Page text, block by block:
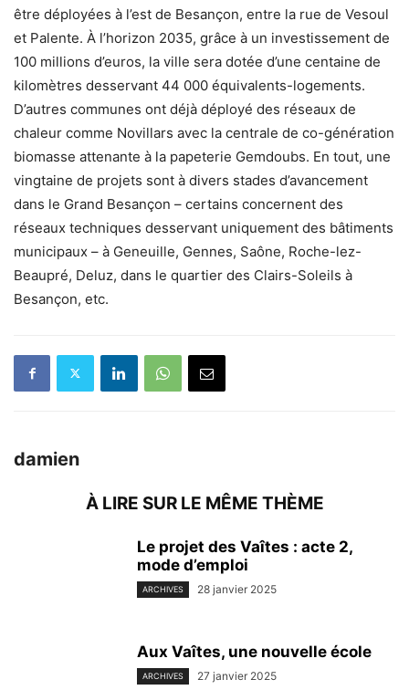
être déployées à l’est de Besançon, entre la rue de Vesoul
et Palente. À l’horizon 2035, grâce à un investissement de
100 millions d’euros, la ville sera dotée d’une centaine de
kilomètres desservant 44 000 équivalents-logements.
D’autres communes ont déjà déployé des réseaux de
chaleur comme Novillars avec la centrale de co-génération
biomasse attenante à la papeterie Gemdoubs. En tout, une
vingtaine de projets sont à divers stades d’avancement
dans le Grand Besançon – certains concernent des
réseaux techniques desservant uniquement des bâtiments
municipaux – à Geneuille, Gennes, Saône, Roche-lez-
Beaupré, Deluz, dans le quartier des Clairs-Soleils à
Besançon, etc.
damien
À LIRE SUR LE MÊME THÈME
Le projet des Vaîtes : acte 2,
mode d’emploi
ARCHIVES 28 janvier 2025
Aux Vaîtes, une nouvelle école
ARCHIVES 27 janvier 2025